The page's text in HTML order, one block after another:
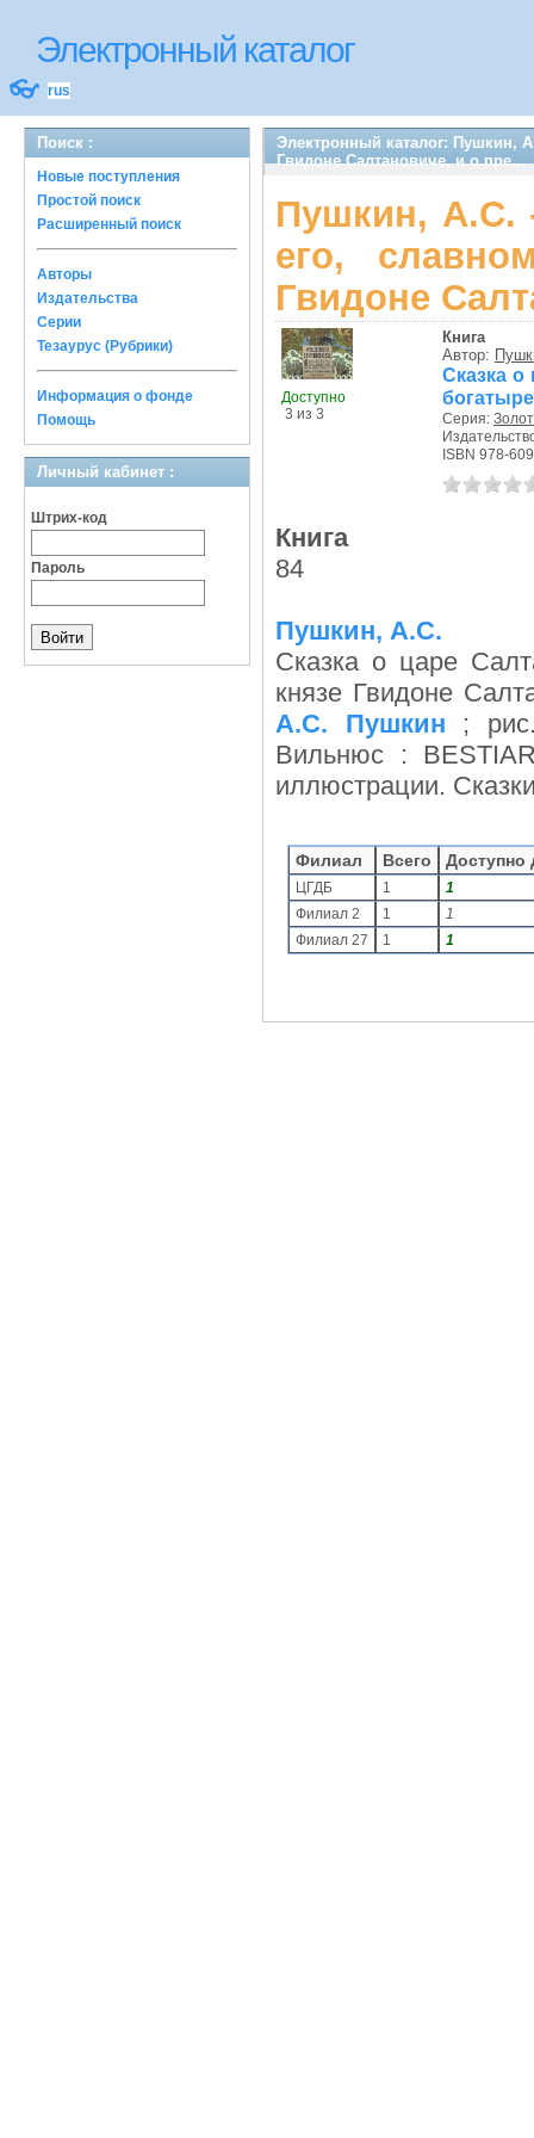
Электронный каталог
👓 rus
Поиск :
Новые поступления
Простой поиск
Расширенный поиск
Авторы
Издательства
Серии
Тезаурус (Рубрики)
Информация о фонде
Помощь
Личный кабинет :
Штрих-код
Пароль
Электронный каталог: Пушкин,
Гвидоне Салтановиче, и о пре...
Пушкин, А.С.
его,
Гвидоне
Доступно
3 из 3
Книга
Автор:
Сказка о
Серия:
ISBN 978-
Книга
84
Пушкин, А.С.
Сказка о царе
князе Гвидоне
А.С. Пушкин ;
Вильнюс :
иллюстрации.
Филиал Всего Доступно
ЦГДБ 1
1
Филиал 2
1
1
Филиал 27
1 1